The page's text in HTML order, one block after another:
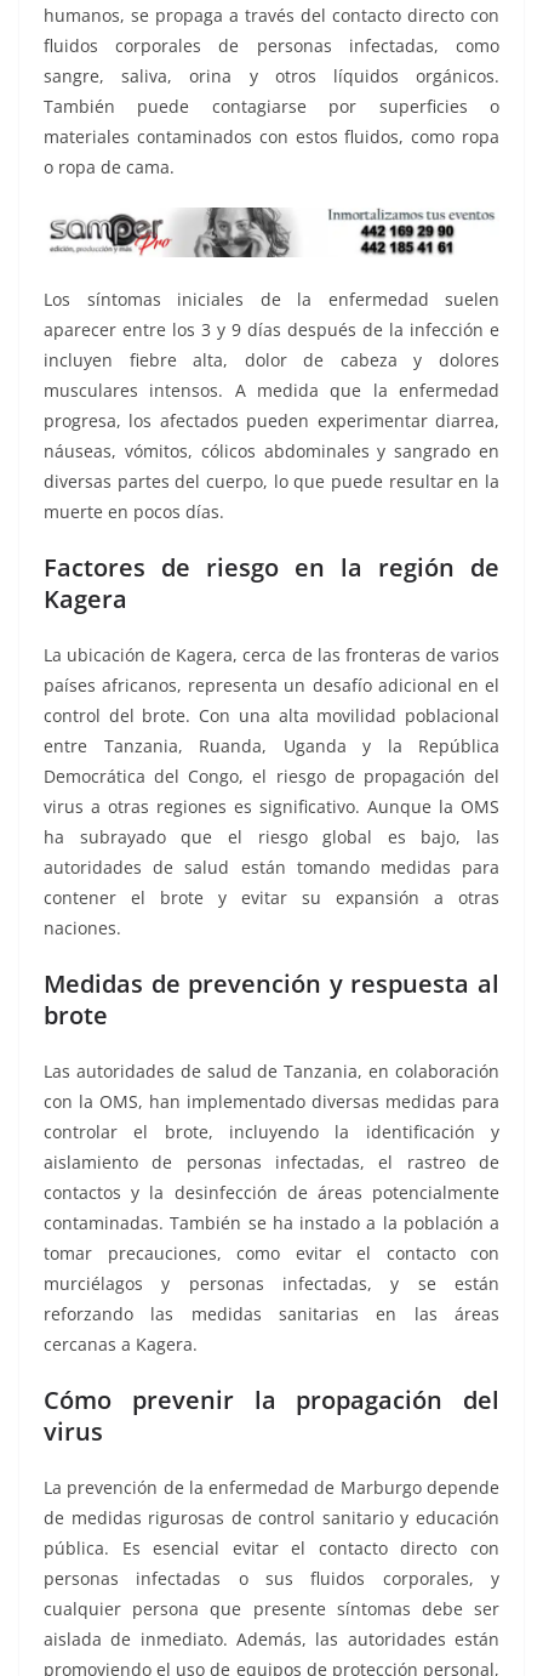
humanos, se propaga a través del contacto directo con
fluidos corporales de personas infectadas, como
sangre, saliva, orina y otros líquidos orgánicos.
También puede contagiarse por superficies o
materiales contaminados con estos fluidos, como ropa
o ropa de cama.
Los síntomas iniciales de la enfermedad suelen
aparecer entre los 3 y 9 días después de la infección e
incluyen fiebre alta, dolor de cabeza y dolores
musculares intensos. A medida que la enfermedad
progresa, los afectados pueden experimentar diarrea,
náuseas, vómitos, cólicos abdominales y sangrado en
diversas partes del cuerpo, lo que puede resultar en la
muerte en pocos días.
Factores de riesgo en la región de
Kagera
La ubicación de Kagera, cerca de las fronteras de varios
países africanos, representa un desafío adicional en el
control del brote. Con una alta movilidad poblacional
entre Tanzania, Ruanda, Uganda y la República
Democrática del Congo, el riesgo de propagación del
virus a otras regiones es significativo. Aunque la OMS
ha subrayado que el riesgo global es bajo, las
autoridades de salud están tomando medidas para
contener el brote y evitar su expansión a otras
naciones.
Medidas de prevención y respuesta al
brote
Las autoridades de salud de Tanzania, en colaboración
con la OMS, han implementado diversas medidas para
controlar el brote, incluyendo la identificación y
aislamiento de personas infectadas, el rastreo de
contactos y la desinfección de áreas potencialmente
contaminadas. También se ha instado a la población a
tomar precauciones, como evitar el contacto con
murciélagos y personas infectadas, y se están
reforzando las medidas sanitarias en las áreas
cercanas a Kagera.
Cómo prevenir la propagación del
virus
La prevención de la enfermedad de Marburgo depende
de medidas rigurosas de control sanitario y educación
pública. Es esencial evitar el contacto directo con
personas infectadas o sus fluidos corporales, y
cualquier persona que presente síntomas debe ser
aislada de inmediato. Además, las autoridades están
promoviendo el uso de equipos de protección personal,